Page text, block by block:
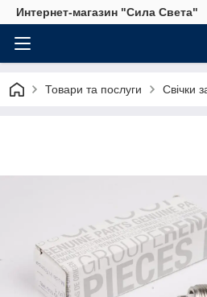
Интернет-магазин "Сила Света"
Товари та послуги Свічки